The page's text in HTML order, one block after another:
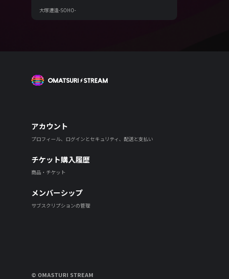
大塚遭逢-SOHO-
アカウント
プロフィール、ログインとセキュリティ、配送と支払い
チケット購入履歴
商品・チケット
メンバーシップ
サブスクリプションの管理
© OMASTURI STREAM